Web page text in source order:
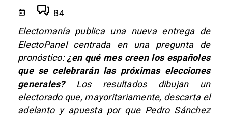
84
Electomanía publica una nueva entrega de
ElectoPanel centrada en una pregunta de
pronóstico:¿en qué mes creen los españoles
que se celebrarán las próximas elecciones
generales?Los resultados dibujan un
electorado que, mayoritariamente, descarta el
adelanto y apuesta por que Pedro Sánchez